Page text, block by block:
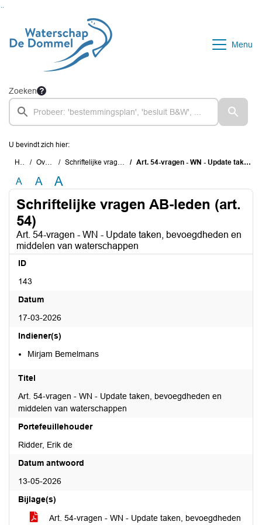
Menu
Zoeken
U bevindt zich hier:
Home Overzichten Schriftelijke vragen AB-leden (art. 54) Art. 54-vragen - WN - Update taken, bevoegdheden en middelen van waterschappen
A A A
Schriftelijke vragen AB-leden (art.
54)
Art. 54-vragen - WN - Update taken, bevoegdheden en
middelen van waterschappen
ID
143
Datum
17-03-2026
Indiener(s)
Mirjam Bemelmans
Titel
Art. 54-vragen - WN - Update taken, bevoegdheden en
middelen van waterschappen
Portefeuillehouder
Ridder, Erik de
Datum antwoord
13-05-2026
Bijlage(s)
Art. 54-vragen - WN - Update taken, bevoegdheden